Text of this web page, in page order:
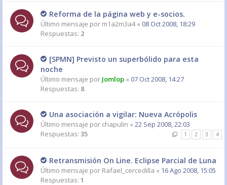
Reforma de la página web y e-socios.
Último mensaje por m1a2m3a4« 08 Oct 2008, 18:29
Respuestas: 2
[SPMN] Previsto un superbólido para esta
noche
Último mensaje por Jomlop « 07 Oct 2008, 14:27
Respuestas: 8
Una asociación a vigilar: Nueva Acrópolis
Último mensaje por chapulin « 22 Sep 2008, 22:03
Respuestas: 35 1 2 3 4
Retransmisión On Line. Eclipse Parcial de Luna
Último mensaje por Rafael_cercedilla « 16 Ago 2008, 15:05
Respuestas: 1